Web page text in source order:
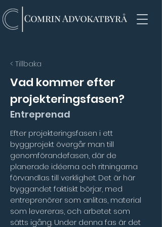
< Tillbaka
Vad kommer efter
projekteringsfasen?
Entreprenad
Efter projekteringsfasen i ett
byggprojekt övergår man till
genomförandefasen, där de
planerade idéerna och ritningarna
förvandlas till verklighet. Det är här
byggandet faktiskt börjar, med
entreprenörer som anlitas, material
som levereras, och arbetet som
sätts igång. Under denna fas är det